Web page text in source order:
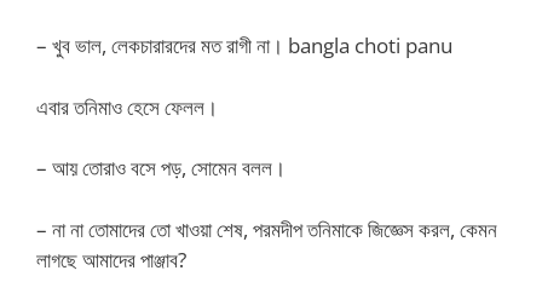
– খুব ভাল, লেকচারারদের মত রাগী না। bangla choti panu
এবার তনিমাও হেসে ফেলল।
– আয় তোরাও বসে পড়, সোমেন বলল।
– না না তোমাদের তো খাওয়া শেষ, পরমদীপ তনিমাকে জিজ্ঞেস করল, কেমন
লাগছে আমাদের পাঞ্জাব?